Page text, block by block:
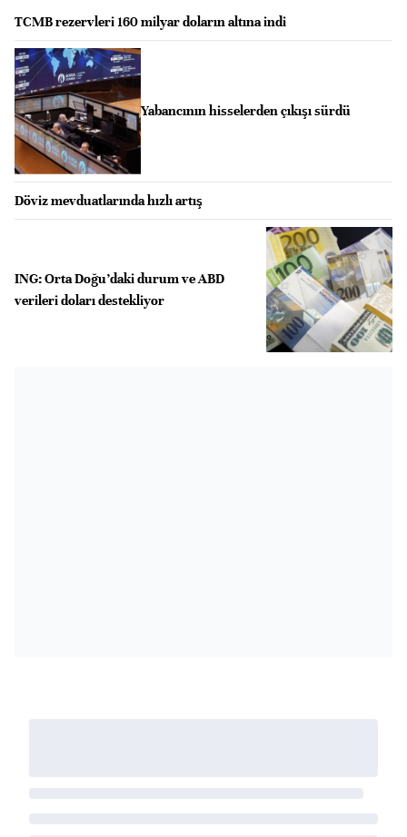
TCMB rezervleri 160 milyar doların altına indi
Yabancının hisselerden çıkışı sürdü
Döviz mevduatlarında hızlı artış
ING: Orta Doğu’daki durum ve ABD
verileri doları destekliyor